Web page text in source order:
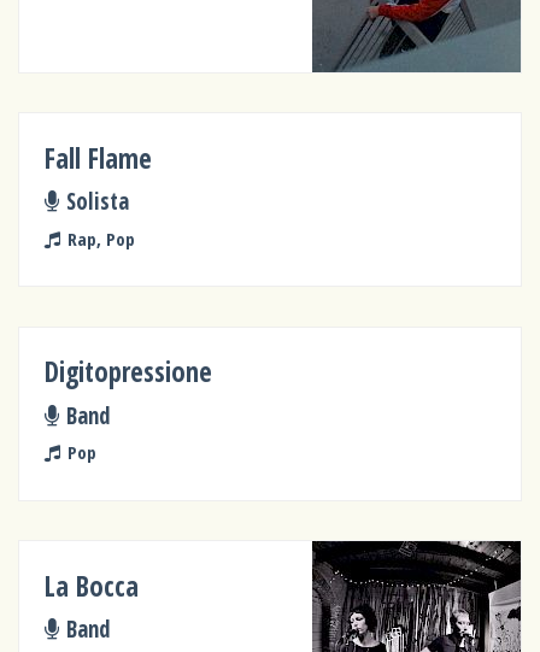
Fall Flame
Solista
Rap, Pop
Digitopressione
Band
Pop
La Bocca
Band